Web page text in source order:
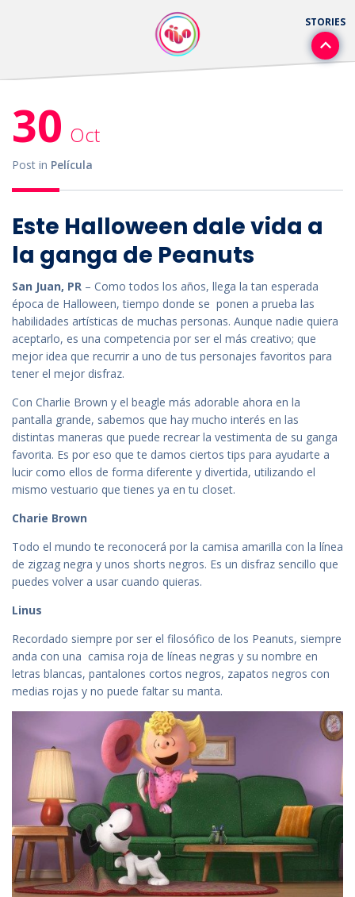
30 Oct
Post in Película
Este Halloween dale vida a
la ganga de Peanuts
San Juan, PR – Como todos los años, llega la tan esperada
época de Halloween, tiempo donde se ponen a prueba las
habilidades artísticas de muchas personas. Aunque nadie quiera
aceptarlo, es una competencia por ser el más creativo; que
mejor idea que recurrir a uno de tus personajes favoritos para
tener el mejor disfraz.
Con Charlie Brown y el beagle más adorable ahora en la
pantalla grande, sabemos que hay mucho interés en las
distintas maneras que puede recrear la vestimenta de su ganga
favorita. Es por eso que te damos ciertos tips para ayudarte a
lucir como ellos de forma diferente y divertida, utilizando el
mismo vestuario que tienes ya en tu closet.
Charie Brown
Todo el mundo te reconocerá por la camisa amarilla con la línea
de zigzag negra y unos shorts negros. Es un disfraz sencillo que
puedes volver a usar cuando quieras.
Linus
Recordado siempre por ser el filosófico de los Peanuts, siempre
anda con una camisa roja de líneas negras y su nombre en
letras blancas, pantalones cortos negros, zapatos negros con
medias rojas y no puede faltar su manta.